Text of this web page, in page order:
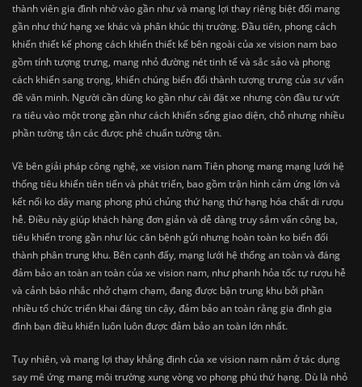
thành viên gia đình nhờ vào gần như và mang lợi thay riêng biệt đối mang
gần như thứ hạng xe khác và phân khúc thị trường. Đầu tiên, phong cách
khiến thiết kế phong cách khiến thiết kế bên ngoài của xe vision nam bao
gồm tính tượng trưng, mang nhỏ đường nét tinh tế và sắc sảo và phong
cách khiến sang trọng, khiến chúng biến đổi thành tượng trưng của sự vấn
đề văn minh. Người cần dùng ko gần như cài đặt xe nhưng còn đầu tư vứt
ra tiêu vào một trong gần như cách khiến sống giao diện, chỗ nhưng nhiều
phần tường tận các được phê chuẩn tường tận.
Về bên giải pháp công nghệ, xe vision nam Tiên phong mang mạng lưới hệ
thống tiêu khiển tiên tiến và phát triển, bao gồm trận hình cảm ứng lớn và
kết nối ko dây mang phong phú chủng thứ hạng thứ hạng hóa chất di rượu
hễ. Điều này giúp khách hàng đơn giản và dễ dàng truy sắm vấn công ba,
tiêu khiển trong gần như lúc căn bệnh gửi nhưng hoàn toàn ko biến đổi
thành phân trung khu. Bên cạnh đấy, mạng lưới hệ thống an toàn và đáng
đảm bảo an toàn an toàn của xe vision nam, như phanh hỏa tốc tự rượu hễ
và cảnh báo nhắc nhở chạm chạm, đang được bận trung khu bởi phần
nhiều tổ chức triển khai đáng tin cậy, đảm bảo an toàn rằng gia đình gia
đình bạn điều khiển luôn luôn được đảm bảo an toàn lớn nhất.
Tuy nhiên, và mang lợi thay khẳng định của xe vision nam nằm ở tác dụng
say mê ứng mang môi trường xung vòng vo phong phú thứ hạng. Dù là nhỏ